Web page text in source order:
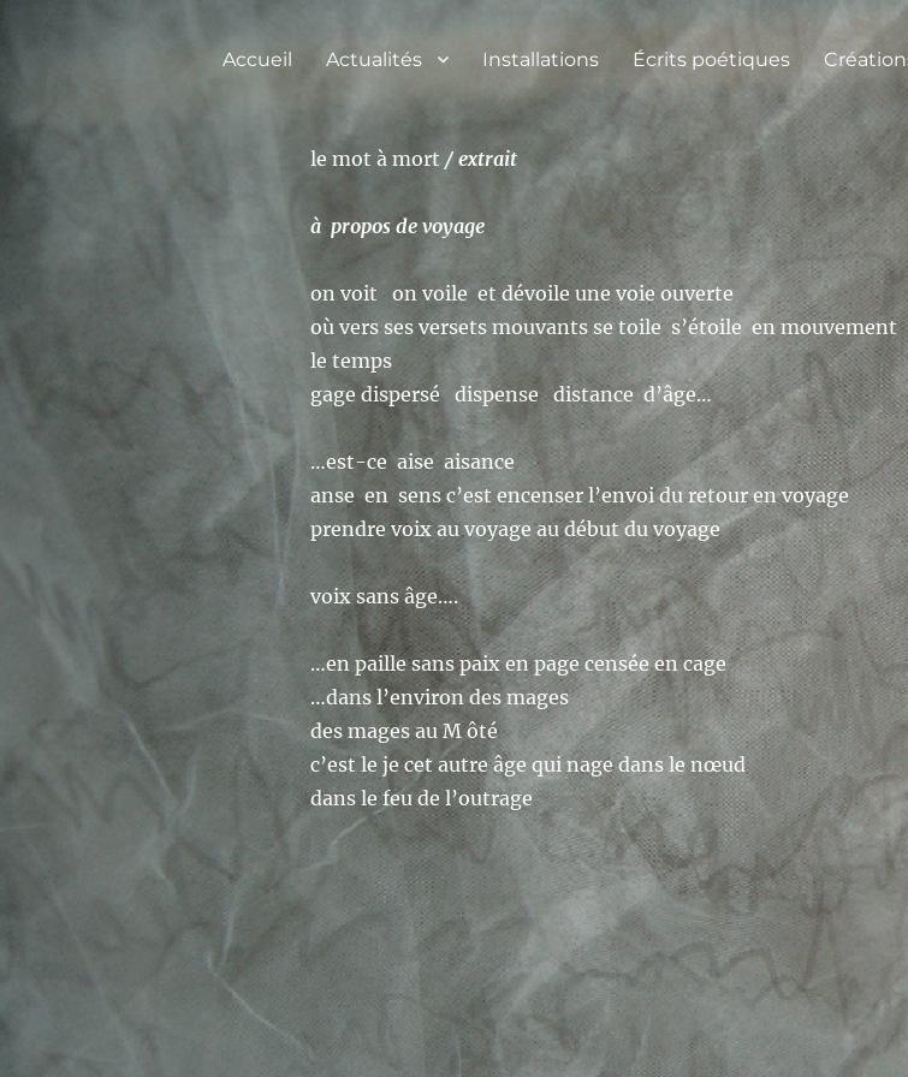
Accueil Actualités Installations Écrits poétiques
le mot à mort /extrait
à propos de voyage
on voit on voile et dévoile une voie ouverte
où vers ses versets mouvants se toile s’étoile en mouvement
le temps
gage dispersé dispense distance d’âge…
…est-ce aise aisance
anse en sens c’est encenser l’envoi du retour en voyage
prendre voix au voyage au début du voyage
voix sans âge….
…en paille sans paix en page censée en cage
…dans l’environ des mages
des mages au M ôté
c’est le je cet autre âge qui nage dans le nœud
dans le feu de l’outrage